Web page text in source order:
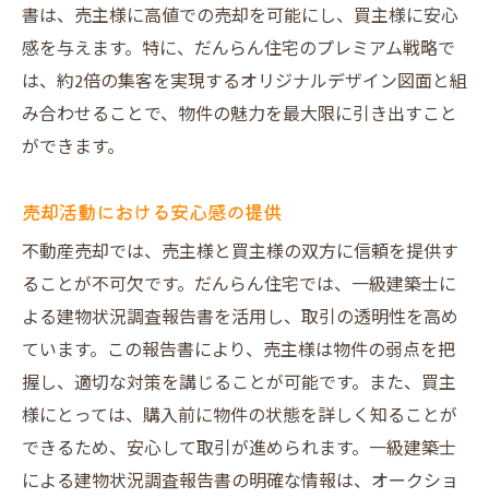
書は、売主様に高値での売却を可能にし、買主様に安心
感を与えます。特に、だんらん住宅のプレミアム戦略で
は、約2倍の集客を実現するオリジナルデザイン図面と組
み合わせることで、物件の魅力を最大限に引き出すこと
ができます。
売却活動における安心感の提供
不動産売却では、売主様と買主様の双方に信頼を提供す
ることが不可欠です。だんらん住宅では、一級建築士に
よる建物状況調査報告書を活用し、取引の透明性を高め
ています。この報告書により、売主様は物件の弱点を把
握し、適切な対策を講じることが可能です。また、買主
様にとっては、購入前に物件の状態を詳しく知ることが
できるため、安心して取引が進められます。一級建築士
による建物状況調査報告書の明確な情報は、オークショ